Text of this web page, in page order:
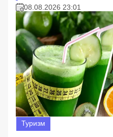
08.08.2026 23:01
Туризм